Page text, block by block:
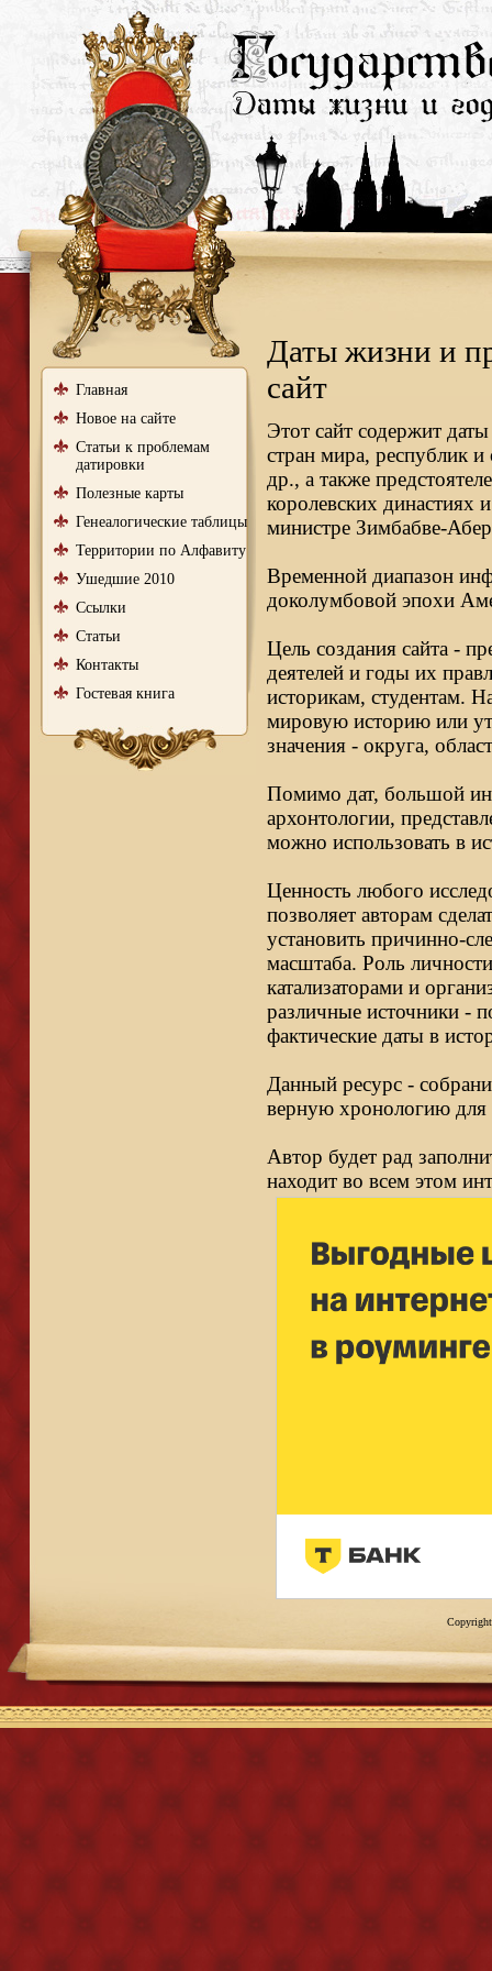
Главная
Новое на сайте
Статьи к проблемам
датировки
Полезные карты
Генеалогические таблицы
Территории по Алфавиту
Ушедшие 2010
Ссылки
Статьи
Контакты
Гостевая книга
Даты жизни и
сайт
Этот сайт содержит
стран мира, республик и
др., а также
королевских династиях
министре Зимбабве-
Временной диапазон
доколумбовой эпохи
Цель создания сайта -
деятелей и годы их
историкам, студентам.
мировую историю или
значения - округа,
Помимо дат, большой
архонтологии,
можно использовать в
Ценность любого
позволяет авторам
установить причинно-
масштаба. Роль
катализаторами и
различные источники -
фактические даты в
Данный ресурс -
верную хронологию для
Автор будет рад
находит во всем этом
Copyright